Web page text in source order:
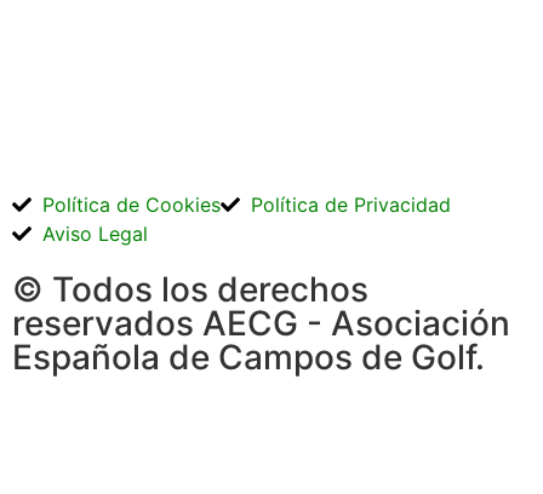
© Todos los derechos
reservados AECG - Asociación
Española de Campos de Golf.
Política de Cookies
Política de Privacidad
Aviso Legal